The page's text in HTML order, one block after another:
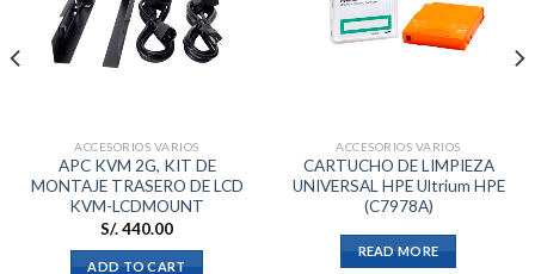
a la
lista de
deseos
ACCESORIOS VARIOS
APC KVM 2G, KIT DE
MONTAJE TRASERO DE LCD
KVM-LCDMOUNT
S/.440.00
ADD TO CART
a la
lista de
deseos
ACCESORIOS VARIOS
CARTUCHO DE LIMPIEZA
UNIVERSAL HPE Ultrium HPE
(C7978A)
READ MORE